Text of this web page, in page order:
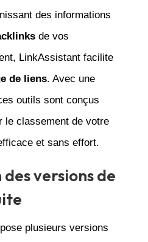
des informations
de vos
LinkAssistant facilite
de liens. Avec une
outils sont conçus
le classement de votre
et sans effort.
versions de
plusieurs versions